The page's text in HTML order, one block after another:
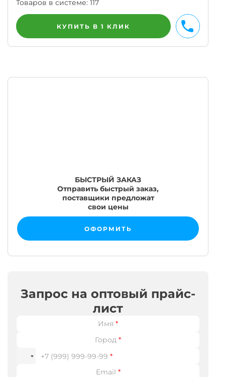
Товаров в системе: 117
КУПИТЬ В 1 КЛИК
БЫСТРЫЙ ЗАКАЗ
Отправить быстрый заказ,
поставщики предложат
свои цены
ОФОРМИТЬ
Запрос на оптовый прайс-
лист
Имя *
Город *
+7 (999) 999-99-99 *
Email *